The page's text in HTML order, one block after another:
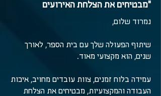
מבטיחים את הצלחת האירועים"
נמרוד שלום,
שיתוף הפעולה שלך עם בית הספר, לאורך
שנים, הוא מקצועי מאוד.
עמידה בלוח זמנים, צוות עובדים מחויב, איכות
העבודה והמקצועיות, מבטיחים את הצלחת